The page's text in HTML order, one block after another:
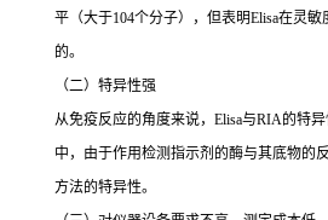
平（大于104个分子），但表明Elisa在灵敏
的。
（二）特异性强
从免疫反应的角度来说， Elisa与RIA的特
中，由于作用检测指示剂的酶与其底物的
方法的特异性。